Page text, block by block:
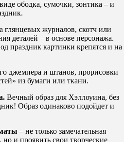
ободка, сумочки, зонтика – и
глянцевых журналов, скотч или
деталей – в основе персонажа.
праздник картинки крепятся и на
джемпера и штанов, прорисовки
из бумаги или ткани.
Вечный образ для Хэллоуина, без
Образ одинаково подойдет и
– не только замечательная
но и проявить свои творческие